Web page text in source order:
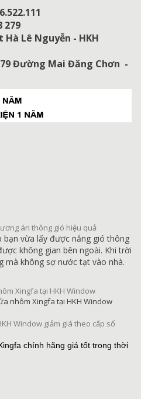
279
Lê Nguyễn - HKH
Đường Mai Đăng Chơn -
án thông gió hiệu quả
bạn vừa lấy được nắng gió thông
không gian bên ngoài. Khi trời
mà không sợ nước tạt vào nhà.
Xingfa tại HKH Window
nhôm Xingfa tại HKH Window
Window giảm giá theo cấp số
chính hãng giá tốt trong thời